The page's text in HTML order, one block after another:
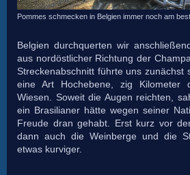
Pommes schmecken in Belgien immer noch am
Belgien durchquerten wir
aus nordöstlicher Richtung der
Streckenabschnitt führte uns zunächst
eine Art Hochebene, zig Kilometer
Wiesen. Soweit die Augen reichten,
ein Brasilianer hätte wegen seiner
Freude dran gehabt. Erst kurz vor
dann auch die Weinberge und die
etwas kurviger.